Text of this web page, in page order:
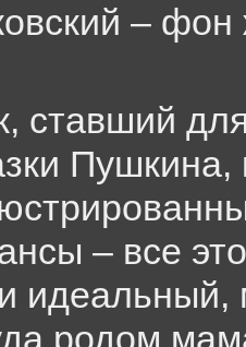
–
ставший
– все
идеальный,
родом